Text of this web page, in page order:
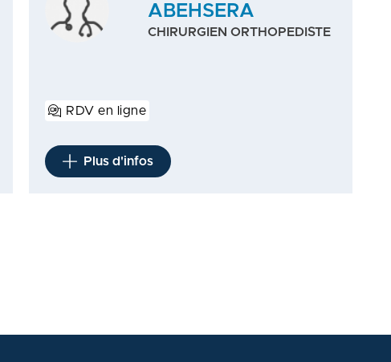
ABEHSERA
CHIRURGIEN ORTHOPEDISTE
RDV en ligne
Plus d'infos